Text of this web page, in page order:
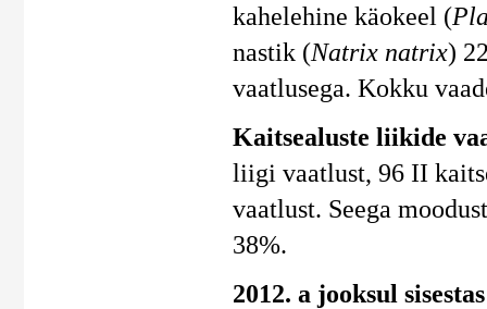
kahelehine käokeel (
nastik (Natrix natrix)
vaatlusega. Kokku
Kaitsealuste liikide
liigi vaatlust, 96 II
vaatlust. Seega
38%.
2012. a jooksul